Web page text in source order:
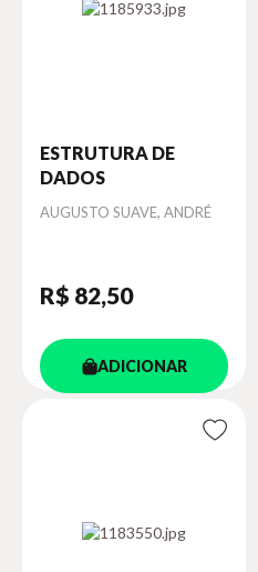
ESTRUTURA DE
DADOS
Autor
AUGUSTO SUAVE, ANDRÉ
R$ 82,50
ADICIONAR